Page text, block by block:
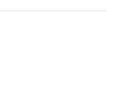
2207-1 und
gut
Druckspeicher